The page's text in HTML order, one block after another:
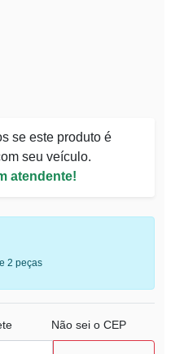
se este produto é
seu veículo.
atendente!
2 peças
Não sei o CEP